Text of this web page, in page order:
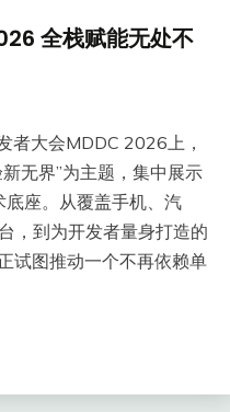
全栈赋能无处不
大会MDDC 2026上，
无界”为主题，集中展示
座。从覆盖手机、汽
，到为开发者量身打造的
试图推动一个不再依赖单